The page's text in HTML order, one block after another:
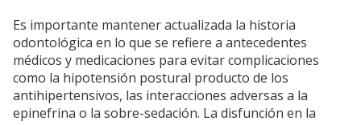
Es importante mantener actualizada la historia
odontológica en lo que se refiere a antecedentes
médicos y medicaciones para evitar complicaciones
como la hipotensión postural producto de los
antihipertensivos, las interacciones adversas a la
epinefrina o la sobre-sedación. La disfunción en la